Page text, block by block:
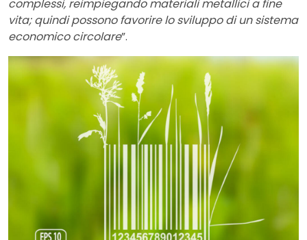
complessi, reimpiegando materiali metallici a fine
vita; quindi possono favorire lo sviluppo di un sistema
economico circolare”.